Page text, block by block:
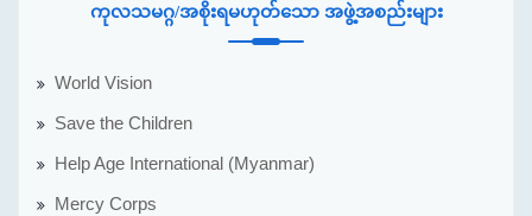
ကုလသမဂ္ဂ/အစိုးရမဟုတ်သော အဖွဲ့အစည်းများ
World Vision
Save the Children
Help Age International (Myanmar)
Mercy Corps